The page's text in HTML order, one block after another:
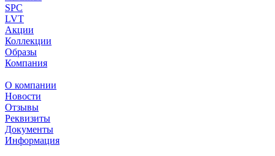
SPC
LVT
Акции
Коллекции
Образы
Компания
О компании
Новости
Отзывы
Реквизиты
Документы
Информация